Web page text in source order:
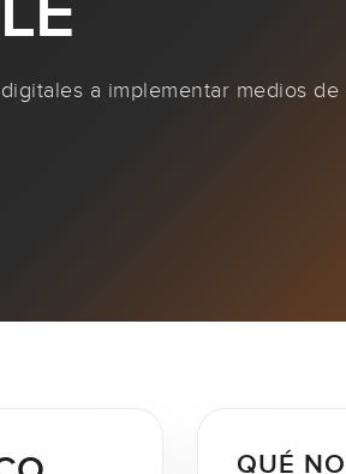
a implementar medios de
QUÉ